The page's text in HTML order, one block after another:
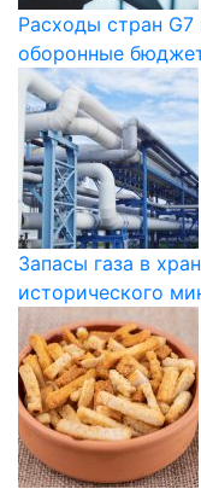
Расходы стран G7
оборонные
Запасы газа в
исторического